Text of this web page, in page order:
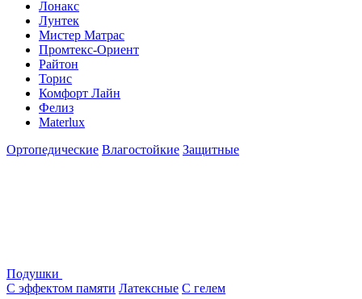
Лонакс
Лунтек
Мистер Матрас
Промтекс-Ориент
Райтон
Торис
Комфорт Лайн
Фелиз
Materlux
Ортопедические Влагостойкие Защитные
Подушки
С эффектом памяти Латексные С гелем